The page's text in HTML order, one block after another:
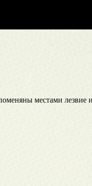
местами лезвие